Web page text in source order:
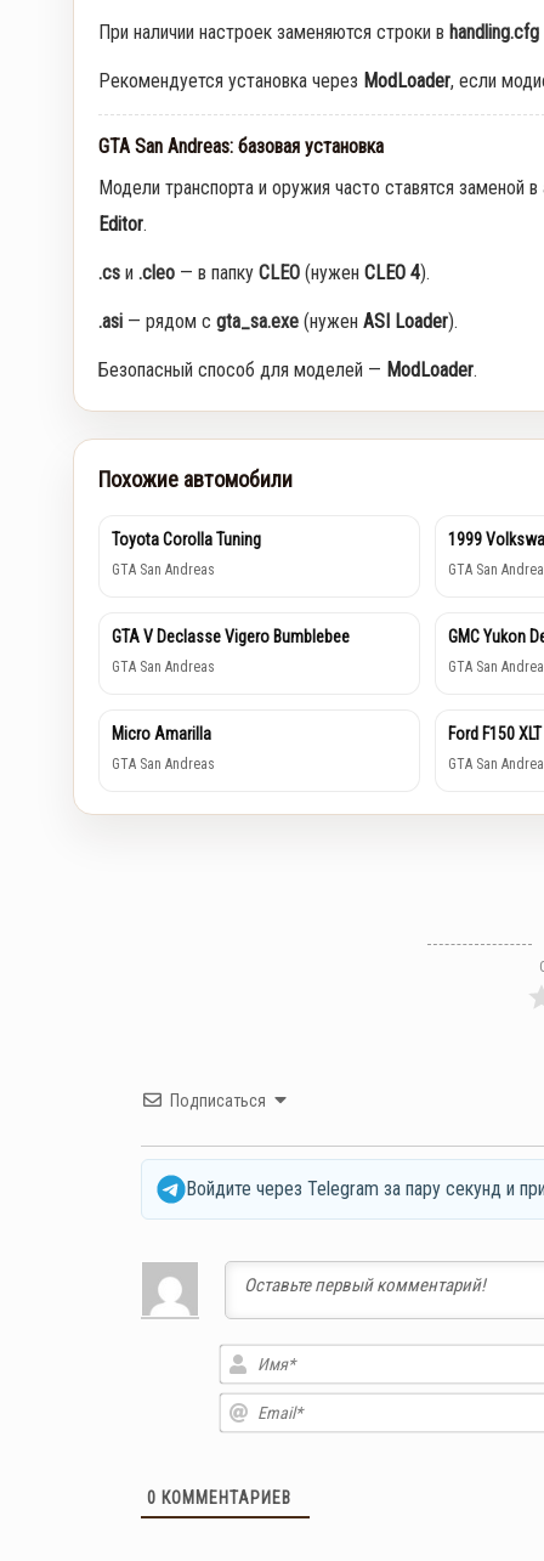
При наличии настроек заменяются строки в handling.cfg
Рекомендуется установка через ModLoader, если
GTA San Andreas: базовая установка
Модели транспорта и оружия часто ставятся заменой
Editor.
.cs и .cleo — в папку CLEO (нужен CLEO 4).
.asi — рядом с gta_sa.exe (нужен ASI Loader).
Безопасный способ для моделей — ModLoader.
Похожие автомобили
Toyota Corolla Tuning
GTA San Andreas
1999
GTA San
GTA V Declasse Vigero Bumblebee
GTA San Andreas
GMC Yukon
GTA San
Micro Amarilla
GTA San Andreas
Ford F150 XLT
GTA San
Подписаться
Войдите через Telegram за пару секунд и
0 КОММЕНТАРИЕВ